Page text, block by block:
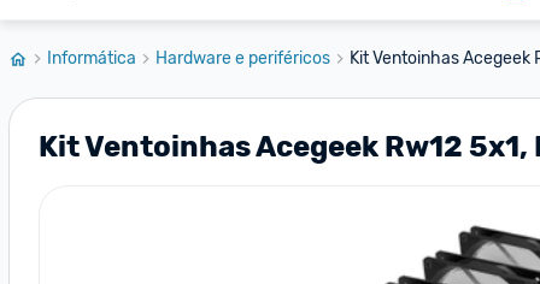
Informática Hardware e periféricos Kit Ventoinhas Acegeek
Kit Ventoinhas Acegeek Rw12